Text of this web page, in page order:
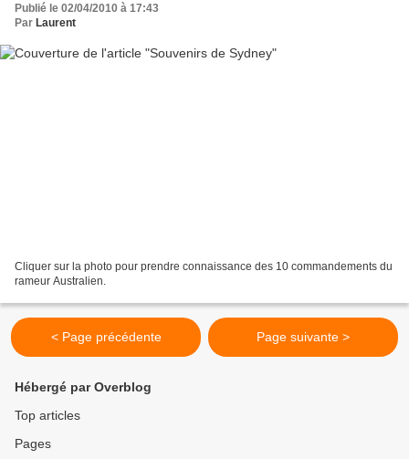
Publié le 02/04/2010 à 17:43
Par Laurent
Cliquer sur la photo pour prendre connaissance des 10 commandements du
rameur Australien.
< Page précédente Page suivante >
Hébergé par Overblog
Top articles
Pages